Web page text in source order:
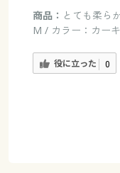
商品： とても柔ら
M / カラー：カーキ
役に立った 0